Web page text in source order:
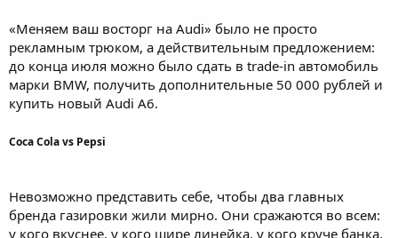
«Меняем ваш восторг на Audi» было не просто
рекламным трюком, а действительным предложением:
до конца июля можно было сдать в trade-in автомобиль
марки BMW, получить дополнительные 50 000 рублей и
купить новый Audi A6.
Coca Cola vs Pepsi
Невозможно представить себе, чтобы два главных
бренда газировки жили мирно. Они сражаются во всем:
у кого вкуснее, у кого шире линейка, у кого круче банка,